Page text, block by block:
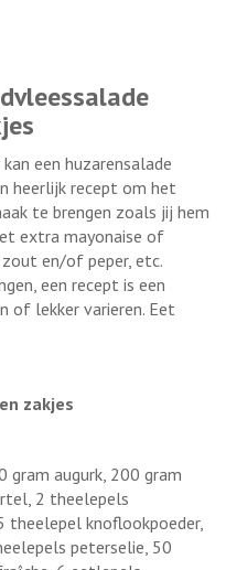
een huzarensalade
heerlijk recept om het
te brengen zoals jij hem
extra mayonaise of
en/of peper, etc.
een recept is een
of lekker varieren. Eet
zakjes
gram augurk, 200 gram
2 theelepels
theelepel knoflookpoeder,
peterselie, 50